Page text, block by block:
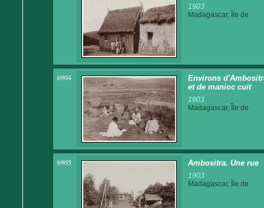
1903
Madagascar, Île de
6904
Environs
et de manioc cuit
1903
Madagascar, Île de
6905 Ambositra. Une rue
1903
Madagascar, Île de